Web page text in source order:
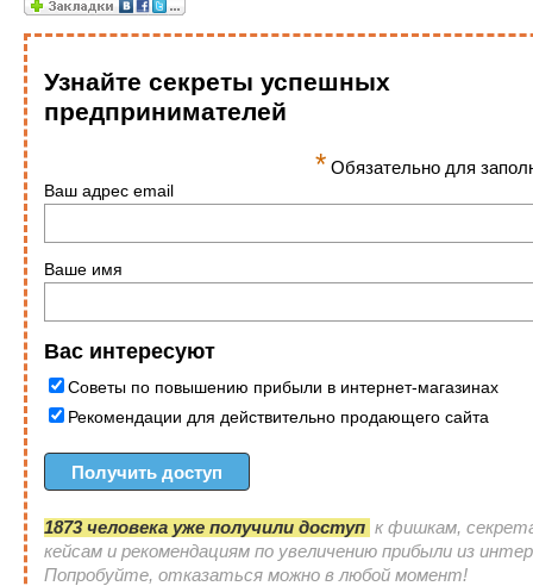
Узнайте секреты успешных
предпринимателей
* Обязательно для
Ваш адрес email
Ваше имя
Вас интересуют
Советы по повышению прибыли в интернет-магазинах
Рекомендации для действительно продающего сайта
1873 человека уже получили доступ к фишкам,
кейсам и рекомендациям по увеличению прибыли из
Попробуйте, отказаться можно в любой момент!